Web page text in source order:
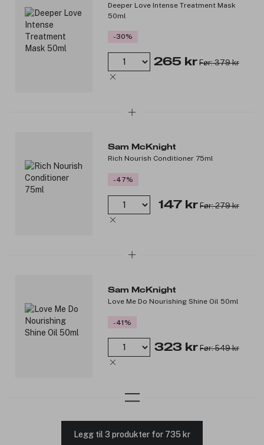
Deeper Love Intense Treatment Mask
50ml
-30%
265 kr Før: 379 kr
Sam McKnight
Rich Nourish Conditioner 75ml
-47%
147 kr Før: 279 kr
Sam McKnight
Love Me Do Nourishing Shine Oil 50ml
-41%
323 kr Før: 549 kr
Legg til 3 produkter for 735 kr